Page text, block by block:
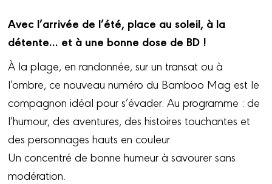
Avec l’arrivée de l’été, place au soleil, à la
détente… et à une bonne dose de BD !
À la plage, en randonnée, sur un transat ou à
l’ombre, ce nouveau numéro du Bamboo Mag est le
compagnon idéal pour s’évader. Au programme : de
l’humour, des aventures, des histoires touchantes et
des personnages hauts en couleur.
Un concentré de bonne humeur à savourer sans
modération.